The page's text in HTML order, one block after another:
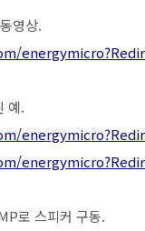
영상.
예.
로 스피커 구동.